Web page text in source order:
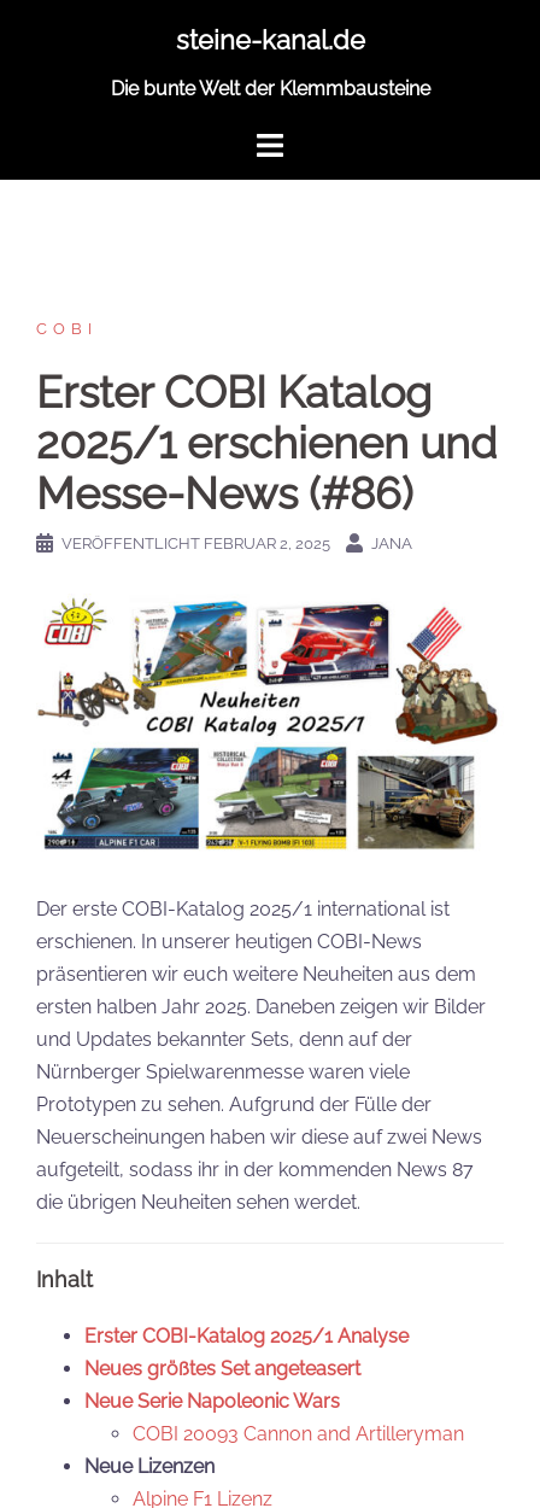
steine-kanal.de
Die bunte Welt der Klemmbausteine
COBI
Erster COBI Katalog
2025/1 erschienen und
Messe-News (#86)
VERÖFFENTLICHT FEBRUAR 2, 2025 JANA
Der erste COBI-Katalog 2025/1 international ist
erschienen. In unserer heutigen COBI-News
präsentieren wir euch weitere Neuheiten aus dem
ersten halben Jahr 2025. Daneben zeigen wir Bilder
und Updates bekannter Sets, denn auf der
Nürnberger Spielwarenmesse waren viele
Prototypen zu sehen. Aufgrund der Fülle der
Neuerscheinungen haben wir diese auf zwei News
aufgeteilt, sodass ihr in der kommenden News 87
die übrigen Neuheiten sehen werdet.
Inhalt
Erster COBI-Katalog 2025/1 Analyse
Neues größtes Set angeteasert
Neue Serie Napoleonic Wars
COBI 20093 Cannon and Artilleryman
Neue Lizenzen
Alpine F1 Lizenz